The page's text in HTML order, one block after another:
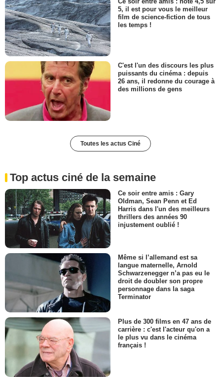
5, il est pour vous le meilleur
film de science-fiction de tous
les temps !
C'est l'un des discours les plus
puissants du cinéma : depuis
26 ans, il redonne du courage à
des millions de gens
Toutes les actus Ciné
Top actus ciné de la semaine
Ce soir entre amis : Gary
Oldman, Sean Penn et Ed
Harris dans l'un des meilleurs
thrillers des années 90
injustement oublié !
Même si l’allemand est sa
langue maternelle, Arnold
Schwarzenegger n’a pas eu le
droit de doubler son propre
personnage dans la saga
Terminator
Plus de 300 films en 47 ans de
carrière : c'est l'acteur qu'on a
le plus vu dans le cinéma
français !